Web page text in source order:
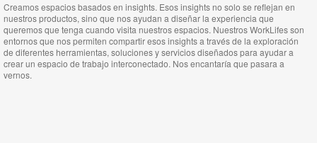
Creamos espacios basados en insights. Esos insights no solo se reflejan en
nuestros productos, sino que nos ayudan a diseñar la experiencia que
queremos que tenga cuando visita nuestros espacios. Nuestros WorkLifes son
entornos que nos permiten compartir esos insights a través de la exploración
de diferentes herramientas, soluciones y servicios diseñados para ayudar a
crear un espacio de trabajo interconectado. Nos encantaría que pasara a
vernos.